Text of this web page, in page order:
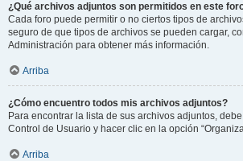
¿Qué archivos adjuntos son permitidos en este
Cada foro puede permitir o no ciertos tipos de
seguro de que tipos de archivos se pueden cargar,
Administración para obtener más información.
Arriba
¿Cómo encuentro todos mis archivos adjuntos?
Para encontrar la lista de sus archivos adjuntos,
Control de Usuario y hacer clic en la opción
Arriba